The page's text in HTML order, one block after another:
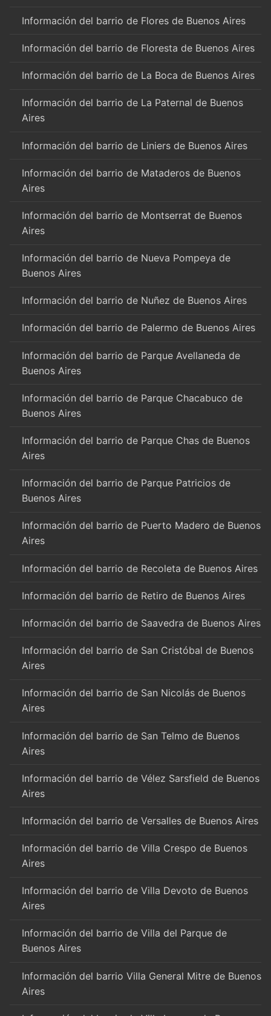
Información del barrio de Flores de Buenos Aires
Información del barrio de Floresta de Buenos Aires
Información del barrio de La Boca de Buenos Aires
Información del barrio de La Paternal de Buenos
Aires
Información del barrio de Liniers de Buenos Aires
Información del barrio de Mataderos de Buenos
Aires
Información del barrio de Montserrat de Buenos
Aires
Información del barrio de Nueva Pompeya de
Buenos Aires
Información del barrio de Nuñez de Buenos Aires
Información del barrio de Palermo de Buenos Aires
Información del barrio de Parque Avellaneda de
Buenos Aires
Información del barrio de Parque Chacabuco de
Buenos Aires
Información del barrio de Parque Chas de Buenos
Aires
Información del barrio de Parque Patricios de
Buenos Aires
Información del barrio de Puerto Madero de Buenos
Aires
Información del barrio de Recoleta de Buenos Aires
Información del barrio de Retiro de Buenos Aires
Información del barrio de Saavedra de Buenos Aires
Información del barrio de San Cristóbal de Buenos
Aires
Información del barrio de San Nicolás de Buenos
Aires
Información del barrio de San Telmo de Buenos
Aires
Información del barrio de Vélez Sarsfield de Buenos
Aires
Información del barrio de Versalles de Buenos Aires
Información del barrio de Villa Crespo de Buenos
Aires
Información del barrio de Villa Devoto de Buenos
Aires
Información del barrio de Villa del Parque de
Buenos Aires
Información del barrio Villa General Mitre de Buenos
Aires